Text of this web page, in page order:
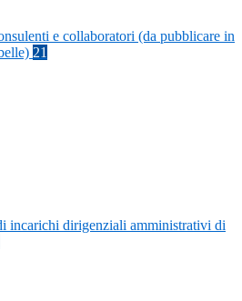
e collaboratori (da pubblicare in
21
incarichi dirigenziali amministrativi di